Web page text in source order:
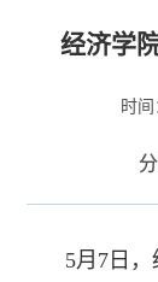
经济学
时间
5月7日